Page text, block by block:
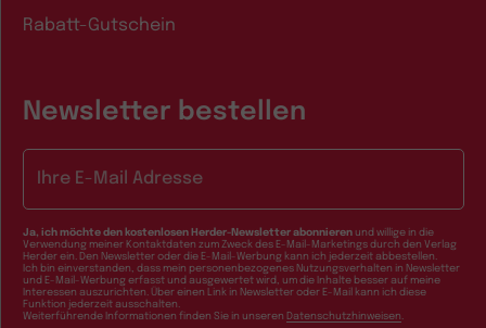
Rabatt-Gutschein
Newsletter bestellen
Ja, ich möchte den kostenlosen Herder-Newsletter abonnieren und willige in die
Verwendung meiner Kontaktdaten zum Zweck des E-Mail-Marketings durch den Verlag
Herder ein. Den Newsletter oder die E-Mail-Werbung kann ich jederzeit abbestellen.
Ich bin einverstanden, dass mein personenbezogenes Nutzungsverhalten in Newsletter
und E-Mail-Werbung erfasst und ausgewertet wird, um die Inhalte besser auf meine
Interessen auszurichten. Über einen Link in Newsletter oder E-Mail kann ich diese
Funktion jederzeit ausschalten.
Weiterführende Informationen finden Sie in unseren Datenschutzhinweisen